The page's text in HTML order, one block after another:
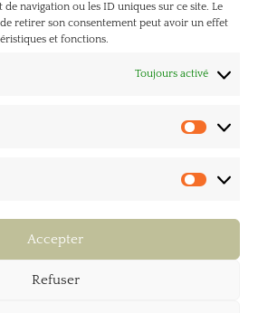
navigation ou les ID uniques sur ce site. Le
retirer son consentement peut avoir un effet
et fonctions.
Toujours activé
Accepter
Refuser
Le Bagad